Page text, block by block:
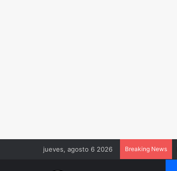
jueves, agosto 6 2026 Breaking News